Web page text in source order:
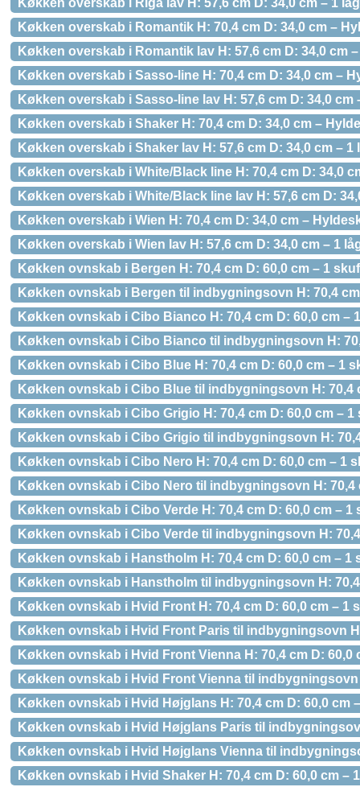
Køkken overskab i Riga lav H: 57,6 cm D: 34,0 cm – 1
Køkken overskab i Romantik H: 70,4 cm D: 34,0 cm –
Køkken overskab i Romantik lav H: 57,6 cm D: 34,0 cm
Køkken overskab i Sasso-line H: 70,4 cm D: 34,0 cm –
Køkken overskab i Sasso-line lav H: 57,6 cm D: 34,0
Køkken overskab i Shaker H: 70,4 cm D: 34,0 cm –
Køkken overskab i Shaker lav H: 57,6 cm D: 34,0 cm –
Køkken overskab i White/Black line H: 70,4 cm D: 34,0
Køkken overskab i White/Black line lav H: 57,6 cm D:
Køkken overskab i Wien H: 70,4 cm D: 34,0 cm –
Køkken overskab i Wien lav H: 57,6 cm D: 34,0 cm – 1
Køkken ovnskab i Bergen H: 70,4 cm D: 60,0 cm – 1
Køkken ovnskab i Bergen til indbygningsovn H: 70,4
Køkken ovnskab i Cibo Bianco H: 70,4 cm D: 60,0 cm
Køkken ovnskab i Cibo Bianco til indbygningsovn H:
Køkken ovnskab i Cibo Blue H: 70,4 cm D: 60,0 cm –
Køkken ovnskab i Cibo Blue til indbygningsovn H:
Køkken ovnskab i Cibo Grigio H: 70,4 cm D: 60,0 cm –
Køkken ovnskab i Cibo Grigio til indbygningsovn H:
Køkken ovnskab i Cibo Nero H: 70,4 cm D: 60,0 cm –
Køkken ovnskab i Cibo Nero til indbygningsovn H:
Køkken ovnskab i Cibo Verde H: 70,4 cm D: 60,0 cm –
Køkken ovnskab i Cibo Verde til indbygningsovn H:
Køkken ovnskab i Hanstholm H: 70,4 cm D: 60,0 cm –
Køkken ovnskab i Hanstholm til indbygningsovn H:
Køkken ovnskab i Hvid Front H: 70,4 cm D: 60,0 cm –
Køkken ovnskab i Hvid Front Paris til indbygningsovn
Køkken ovnskab i Hvid Front Vienna H: 70,4 cm D:
Køkken ovnskab i Hvid Front Vienna til
Køkken ovnskab i Hvid Højglans H: 70,4 cm D: 60,0
Køkken ovnskab i Hvid Højglans Paris til
Køkken ovnskab i Hvid Højglans Vienna til
Køkken ovnskab i Hvid Shaker H: 70,4 cm D: 60,0 cm